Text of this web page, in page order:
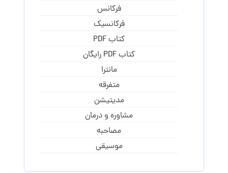
فرکانس
فرکانسیک
کتاب PDF
کتاب PDF رایگان
مانترا
متفرقه
مدیتیشن
مشاوره و درمان
مصاحبه
موسیقی